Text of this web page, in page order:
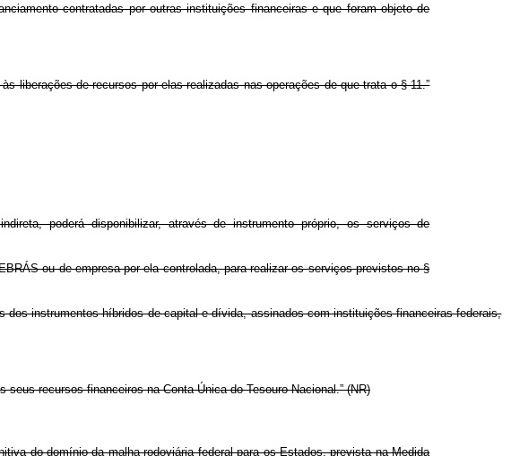
contratadas por outras instituições financeiras e que foram objeto de
liberações de recursos por elas realizadas nas operações de que trata o § 11.”
poderá disponibilizar, através de instrumento próprio, os serviços de
ou de empresa por ela controlada, para realizar os serviços previstos no §
instrumentos híbridos de capital e dívida, assinados com instituições financeiras federais,
recursos financeiros na Conta Única do Tesouro Nacional.” (NR)
do domínio da malha rodoviária federal para os Estados, prevista na Medida